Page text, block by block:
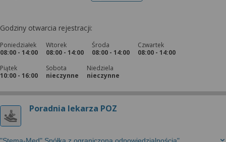
Godziny otwarcia rejestracji:
Poniedziałek
08:00 - 14:00
Wtorek
08:00 - 14:00
Środa
08:00 - 14:00
Czwartek
08:00 - 14:00
Piątek
10:00 - 16:00
Sobota
nieczynne
Niedziela
nieczynne
Poradnia lekarza POZ